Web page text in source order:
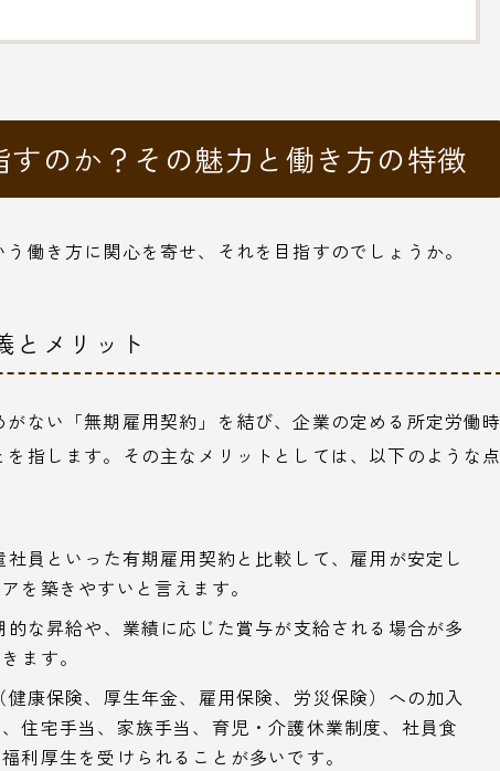
のか？その魅力と働き方の特徴
働き方に関心を寄せ、それを目指すのでしょうか。
とメリット
ない「無期雇用契約」を結び、企業の定める所定労働時
指します。その主なメリットとしては、以下のような点
社員といった有期雇用契約と比較して、雇用が安定し
を築きやすいと言えます。
的な昇給や、業績に応じた賞与が支給される場合が多
ます。
健康保険、厚生年金、雇用保険、労災保険）への加入
住宅手当、家族手当、育児・介護休業制度、社員食
利厚生を受けられることが多いです。